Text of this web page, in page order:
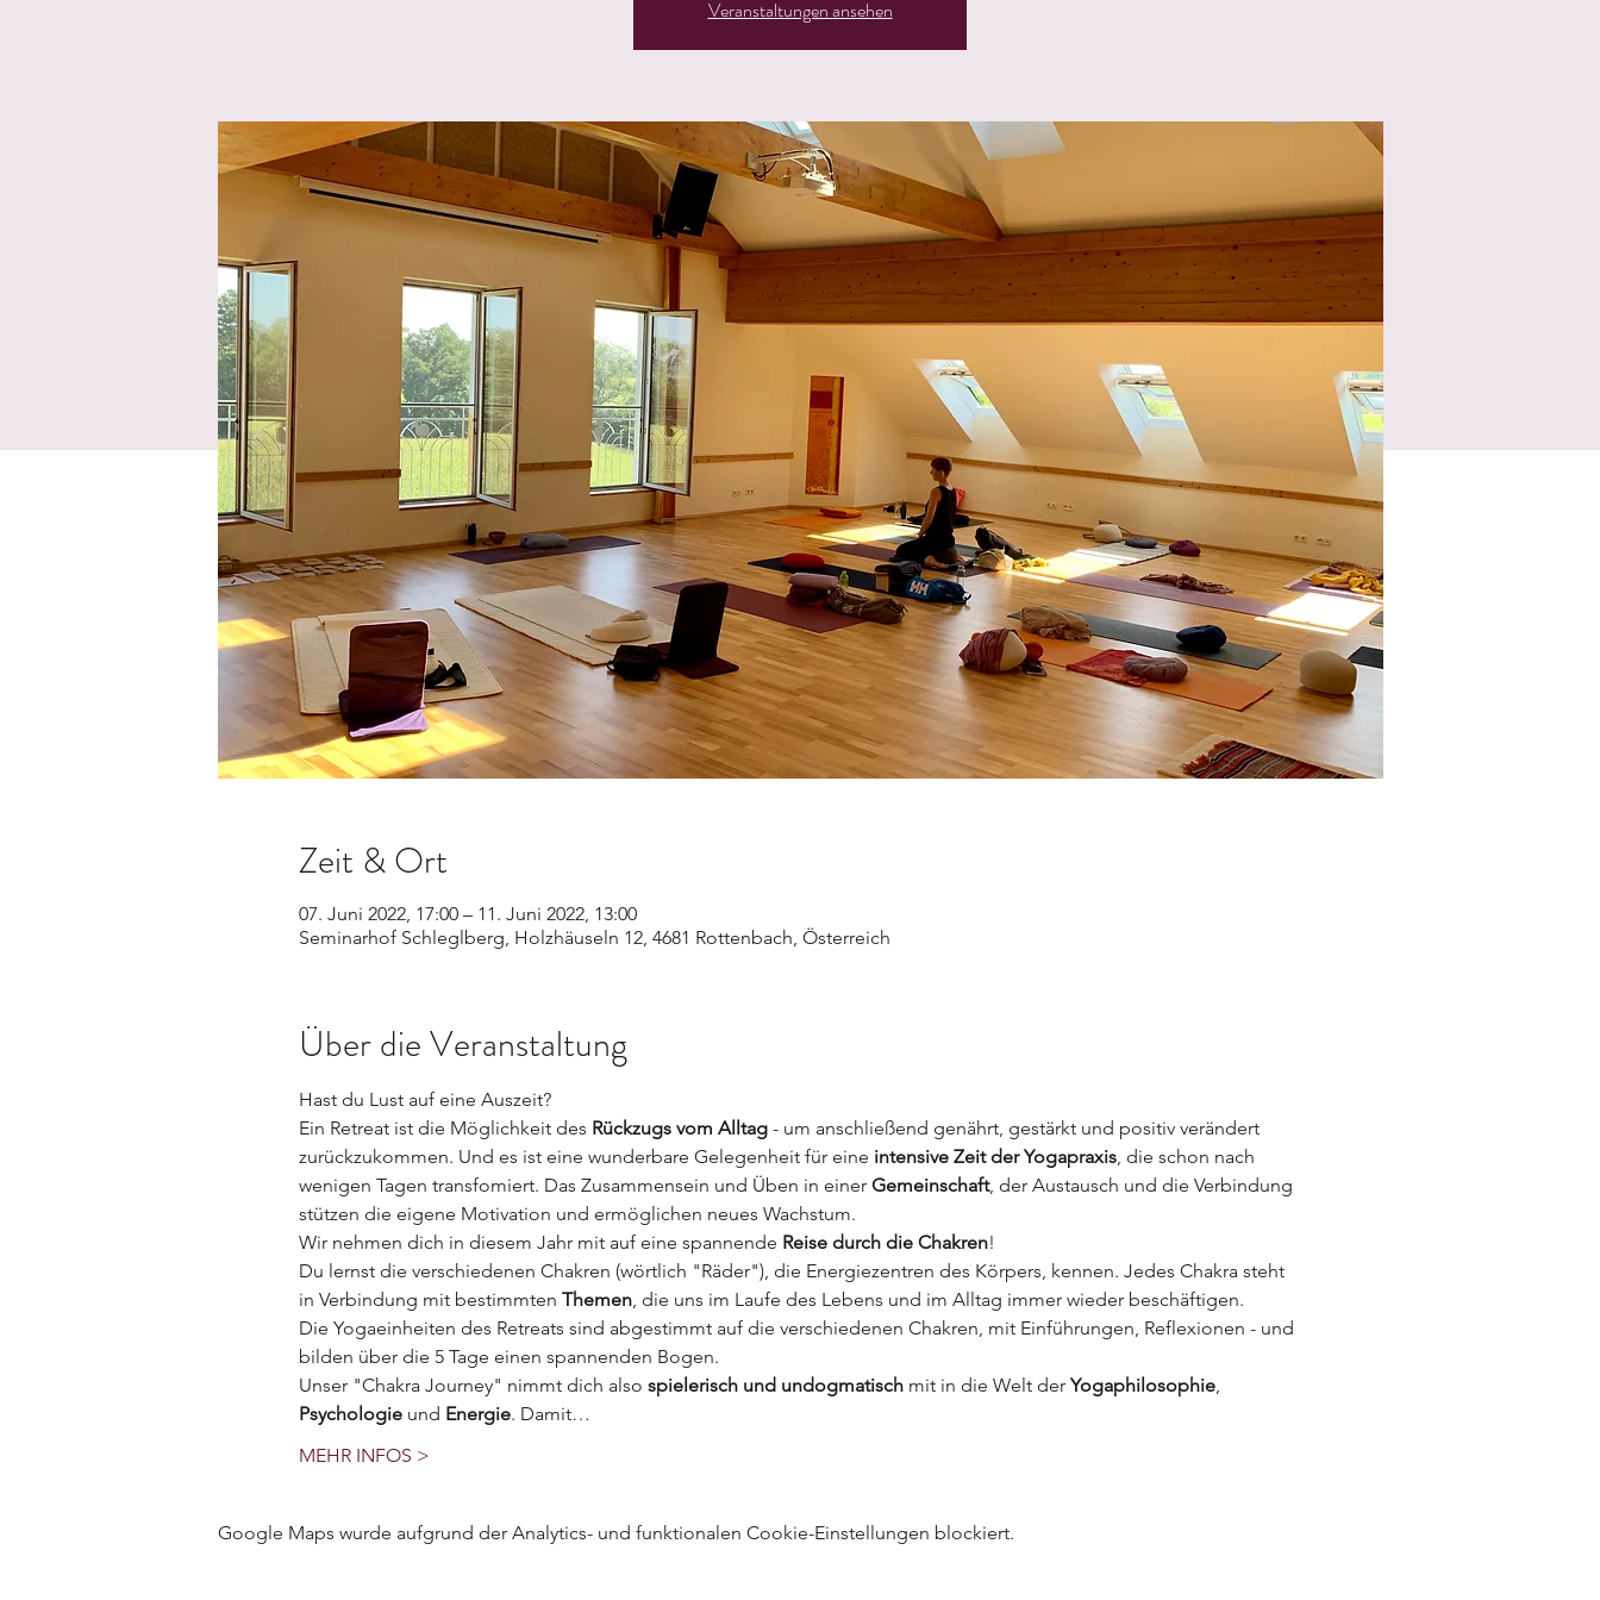
Veranstaltungen ansehen
Zeit & Ort
07. Juni 2022, 17:00 – 11. Juni 2022, 13:00
Seminarhof Schleglberg, Holzhäuseln 12, 4681 Rottenbach, Österreich
Über die Veranstaltung
Hast du Lust auf eine Auszeit?
Ein Retreat ist die Möglichkeit des Rückzugs vom Alltag - um anschließend genährt, gestärkt und positiv verändert
zurückzukommen. Und es ist eine wunderbare Gelegenheit für eine intensive Zeit der Yogapraxis, die schon nach
wenigen Tagen transfomiert. Das Zusammensein und Üben in einer Gemeinschaft, der Austausch und die Verbindung
stützen die eigene Motivation und ermöglichen neues Wachstum.
Wir nehmen dich in diesem Jahr mit auf eine spannende Reise durch die Chakren!
Du lernst die verschiedenen Chakren (wörtlich "Räder"), die Energiezentren des Körpers, kennen. Jedes Chakra steht
in Verbindung mit bestimmten Themen, die uns im Laufe des Lebens und im Alltag immer wieder beschäftigen.
Die Yogaeinheiten des Retreats sind abgestimmt auf die verschiedenen Chakren, mit Einführungen, Reflexionen - und
bilden über die 5 Tage einen spannenden Bogen.
Unser "Chakra Journey" nimmt dich also spielerisch und undogmatisch mit in die Welt der Yogaphilosophie,
Psychologie und Energie. Damit…
MEHR INFOS >
Google Maps wurde aufgrund der Analytics- und funktionalen Cookie-Einstellungen blockiert.